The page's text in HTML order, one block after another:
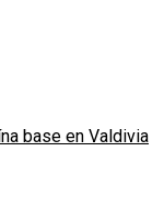
base en Valdivia